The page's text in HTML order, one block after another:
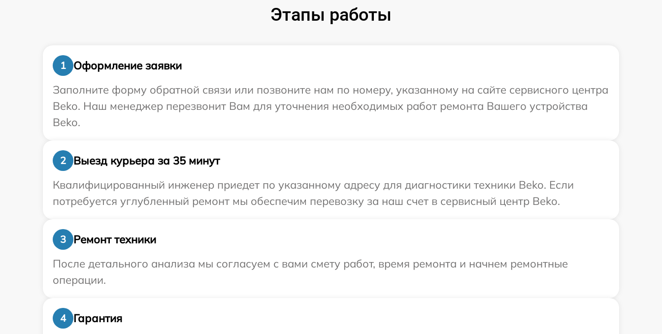
Этапы работы
1
Оформление заявки
Заполните форму обратной связи или позвоните нам по номеру, указанному на сайте сервисного центра
Beko. Наш менеджер перезвонит Вам для уточнения необходимых работ ремонта Вашего устройства
Beko.
2
Выезд курьера за 35 минут
Квалифицированный инженер приедет по указанному адресу для диагностики техники Beko. Если
потребуется углубленный ремонт мы обеспечим перевозку за наш счет в сервисный центр Beko.
3
Ремонт техники
После детального анализа мы согласуем с вами смету работ, время ремонта и начнем ремонтные
операции.
4
Гарантия